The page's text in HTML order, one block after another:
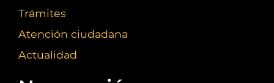
Trámites
Atención ciudadana
Actualidad